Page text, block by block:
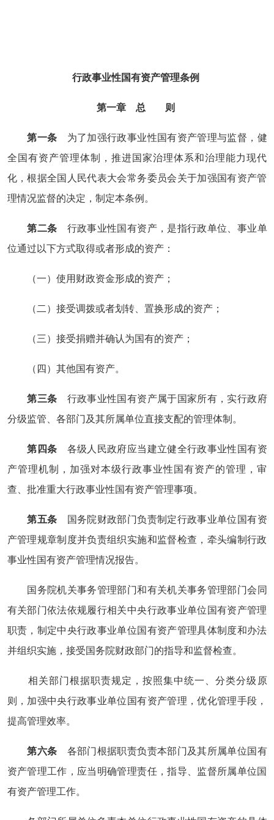
行政事业性国有资产管理条例
第一章 总 则
第一条 为了加强行政事业性国有资产管理与监督，健
全国有资产管理体制，推进国家治理体系和治理能力现代
化，根据全国人民代表大会常务委员会关于加强国有资产管
理情况监督的决定，制定本条例。
第二条 行政事业性国有资产，是指行政单位、事业单
位通过以下方式取得或者形成的资产：
（一）使用财政资金形成的资产；
（二）接受调拨或者划转、置换形成的资产；
（三）接受捐赠并确认为国有的资产；
（四）其他国有资产。
第三条 行政事业性国有资产属于国家所有，实行政府
分级监管、各部门及其所属单位直接支配的管理体制。
第四条 各级人民政府应当建立健全行政事业性国有资
产管理机制，加强对本级行政事业性国有资产的管理，审
查、批准重大行政事业性国有资产管理事项。
第五条 国务院财政部门负责制定行政事业单位国有资
产管理规章制度并负责组织实施和监督检查，牵头编制行政
事业性国有资产管理情况报告。
国务院机关事务管理部门和有关机关事务管理部门会同
有关部门依法依规履行相关中央行政事业单位国有资产管理
职责，制定中央行政事业单位国有资产管理具体制度和办法
并组织实施，接受国务院财政部门的指导和监督检查。
相关部门根据职责规定，按照集中统一、分类分级原
则，加强中央行政事业单位国有资产管理，优化管理手段，
提高管理效率。
第六条 各部门根据职责负责本部门及其所属单位国有
资产管理工作，应当明确管理责任，指导、监督所属单位国
有资产管理工作。